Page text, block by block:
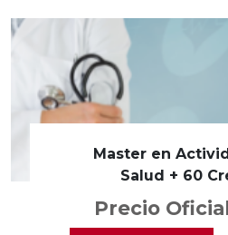
Master en
Salud + 60
Precio